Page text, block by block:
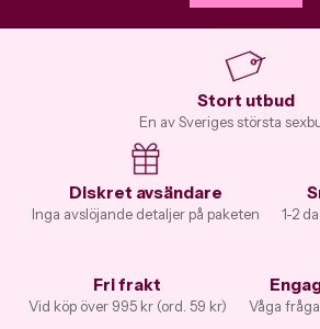
Stort utbud
En av Sveriges största
Diskret avsändare
Inga avslöjande detaljer på paketen 1-2
Fri frakt
Vid köp över 995 kr (ord. 59 kr) Våga